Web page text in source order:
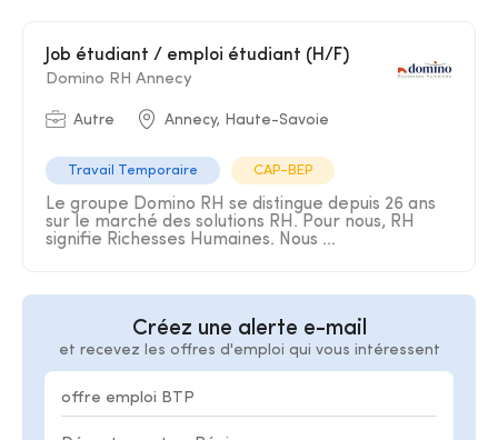
Job étudiant / emploi étudiant (H/F)
Domino RH Annecy
Autre Annecy, Haute-Savoie
Travail Temporaire CAP-BEP
Le groupe Domino RH se distingue depuis 26 ans
sur le marché des solutions RH. Pour nous, RH
signifie Richesses Humaines. Nous ...
Créez une alerte e-mail
et recevez les offres d'emploi qui vous intéressent